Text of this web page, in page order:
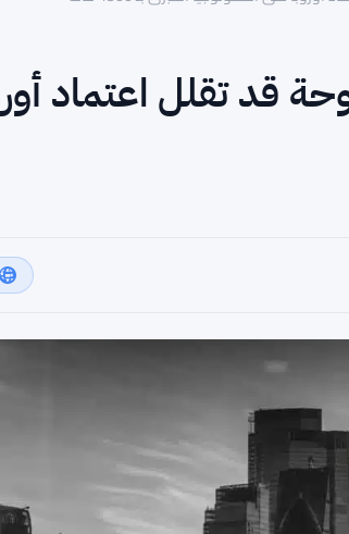
قد تقلل اعتماد